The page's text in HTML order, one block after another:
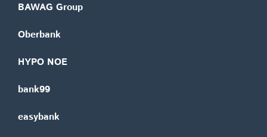
BAWAG Group
Oberbank
HYPO NOE
bank99
easybank